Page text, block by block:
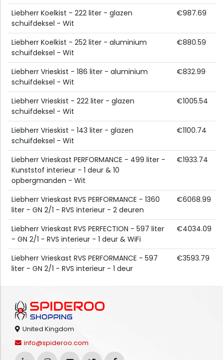
Liebherr Koelkist - 222 liter - glazen
schuifdeksel - Wit
€987.69
Liebherr Koelkist - 252 liter - aluminium
schuifdeksel - Wit
€880.59
Liebherr Vrieskist - 186 liter - aluminium
schuifdeksel - Wit
€832.99
Liebherr Vrieskist - 222 liter - glazen
schuifdeksel - Wit
€1005.54
Liebherr Vrieskist - 143 liter - glazen
schuifdeksel - Wit
€1100.74
Liebherr Vrieskast PERFORMANCE - 499 liter -
Kunststof interieur - 1 deur & 10
opbergmanden - Wit
€1933.74
Liebherr Vrieskast RVS PERFORMANCE - 1360
liter - GN 2/1 - RVS interieur - 2 deuren
€6068.99
Liebherr Vrieskast RVS PERFECTION - 597 liter
- GN 2/1 - RVS interieur - 1 deur & WiFi
€4034.09
Liebherr Vrieskast RVS PERFORMANCE - 597
liter - GN 2/1 - RVS interieur - 1 deur
€3593.79
United Kingdom
info@spideroo.com